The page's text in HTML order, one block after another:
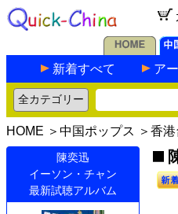
新着すべて ア
HOME ＞ 中国ポップス ＞ 香
陳奕迅
イーソン・チャン
最新試聴アルバム